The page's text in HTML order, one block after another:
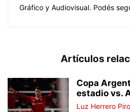
Gráfico y Audiovisual. Podés
Artículos
Copa
estadio vs.
Luz Herrero